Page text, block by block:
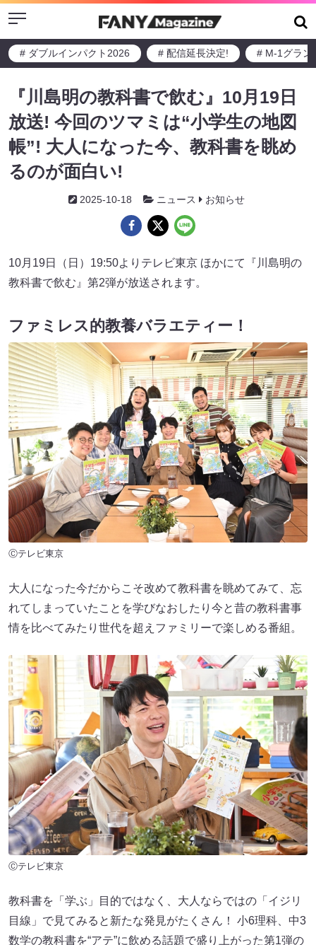
Menu
# ダブルインパクト2026 # 配信延長決定! # M-1グラン
『川島明の教科書で飲む』10月19日
放送! 今回のツマミは“小学生の地図
帳”! 大人になった今、教科書を眺め
るのが面白い!
2025-10-18 ニュース お知らせ
10月19日（日）19:50よりテレビ東京 ほかにて『川島明の
教科書で飲む』第2弾が放送されます。
ファミレス的教養バラエティー！
Ⓒテレビ東京
大人になった今だからこそ改めて教科書を眺めてみて、忘
れてしまっていたことを学びなおしたり今と昔の教科書事
情を比べてみたり世代を超えファミリーで楽しめる番組。
Ⓒテレビ東京
教科書を「学ぶ」目的ではなく、大人ならではの「イジリ
目線」で見てみると新たな発見がたくさん！ 小6理科、中3
数学の教科書を“アテ”に飲める話題で盛り上がった第1弾の